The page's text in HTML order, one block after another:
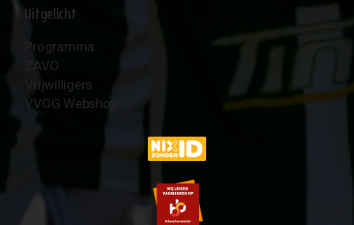
Uitgelicht
Programma
ZAVO
Vrijwilligers
VVOG Webshop